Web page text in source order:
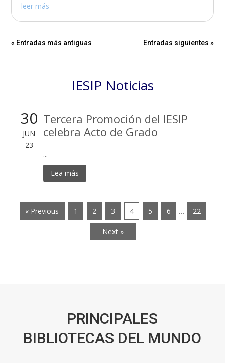
leer más
« Entradas más antiguas Entradas siguientes »
IESIP Noticias
30
JUN
23
Tercera Promoción del IESIP
celebra Acto de Grado
...
Lea más
« Previous 1 2 3 4 5 6 … 22
Next »
PRINCIPALES
BIBLIOTECAS DEL MUNDO